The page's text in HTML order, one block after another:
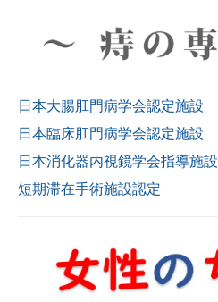
日本大腸肛門病学会認定施設
日本臨床肛門病学会認定施設
日本消化器内視鏡学会指導施設
短期滞在手術施設認定